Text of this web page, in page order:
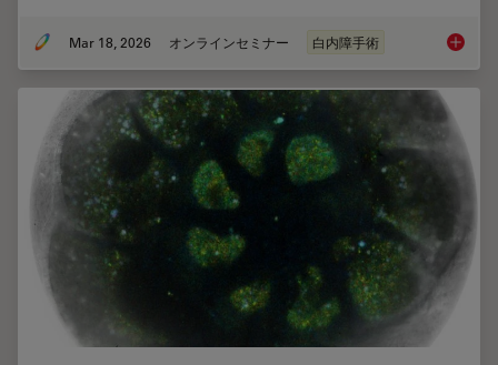
Mar 18, 2026 オンラインセミナー 白内障手術 Expert